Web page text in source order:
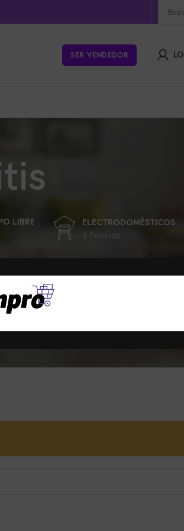
SER VENDEDOR
LIBRE
ELECTRODOMÉSTICOS
9 Products
2 Products
77 Products
UNCATEGORIZED